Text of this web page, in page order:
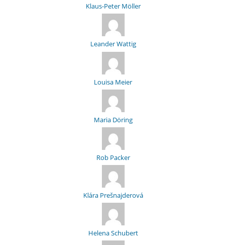
Klaus-Peter Möller
Leander Wattig
Louisa Meier
Maria Döring
Rob Packer
Klára Prešnajderová
Helena Schubert